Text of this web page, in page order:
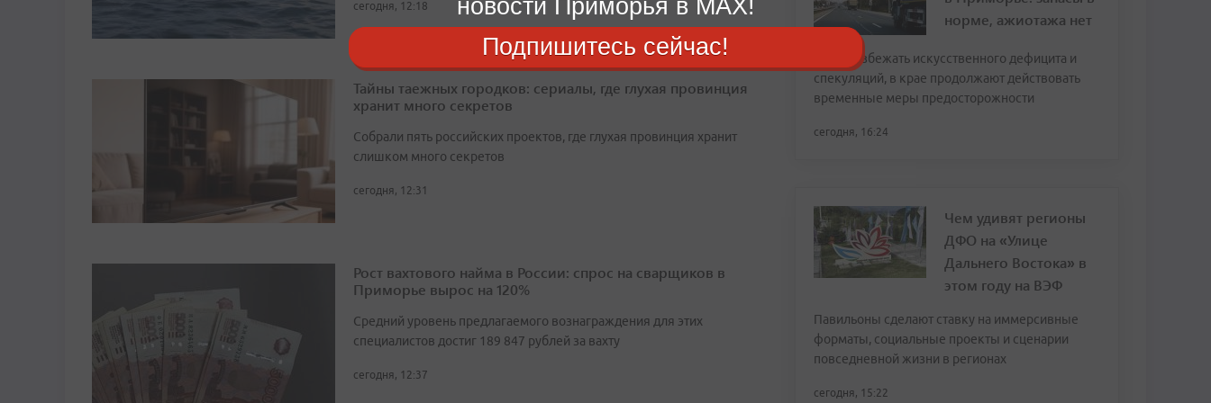
сегодня, 12:18
Тайны таежных городков: сериалы, где глухая провинция
хранит много секретов
Собрали пять российских проектов, где глухая провинция хранит
слишком много секретов
сегодня, 12:31
Рост вахтового найма в России: спрос на сварщиков в
Приморье вырос на 120%
Средний уровень предлагаемого вознаграждения для этих
специалистов достиг 189 847 рублей за вахту
сегодня, 12:37
норме, ажиотажа нет
Чтобы избежать искусственного дефицита и
спекуляций, в крае продолжают действовать
временные меры предосторожности
сегодня, 16:24
Чем удивят регионы
ДФО на «Улице
Дальнего Востока» в
этом году на ВЭФ
Павильоны сделают ставку на иммерсивные
форматы, социальные проекты и сценарии
повседневной жизни в регионах
сегодня, 15:22
новости Приморья в MAX!
Подпишитесь сейчас!